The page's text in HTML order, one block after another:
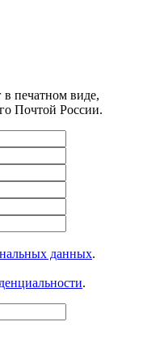
печатном виде,
Почтой России.
данных.
.